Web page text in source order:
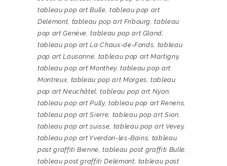
tableau pop art Bulle, tableau pop art
Delémont, tableau pop art Fribourg,tableau
pop art Genève,tableau pop art Gland,
tableau pop art La Chaux-de-Fonds, tableau
pop art Lausanne, tableau pop art Martigny,
tableau pop art Monthey,tableau pop art
Montreux, tableau pop art Morges,tableau
pop art Neuchâtel,tableau pop art Nyon,
tableau pop art Pully, tableau pop art Renens,
tableau pop art Sierre, tableau pop art Sion,
tableau pop art suisse, tableau pop art Vevey,
tableau pop art Yverdon-les-Bains, tableau
post graffiti Bienne,tableau post graffiti Bulle,
tableau post graffiti Delémont, tableau post